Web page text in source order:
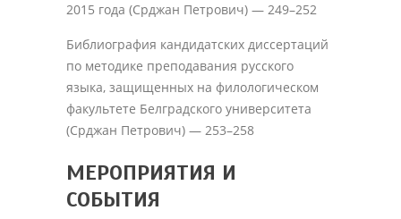
2015 года (Срджан Петрович) — 249–252
Библиография кандидатских диссертаций
по методике преподавания русского
языка, защищенных на филологическом
факультете Белградского университета
(Срджан Петрович) — 253–258
МЕРОПРИЯТИЯ И
СОБЫТИЯ